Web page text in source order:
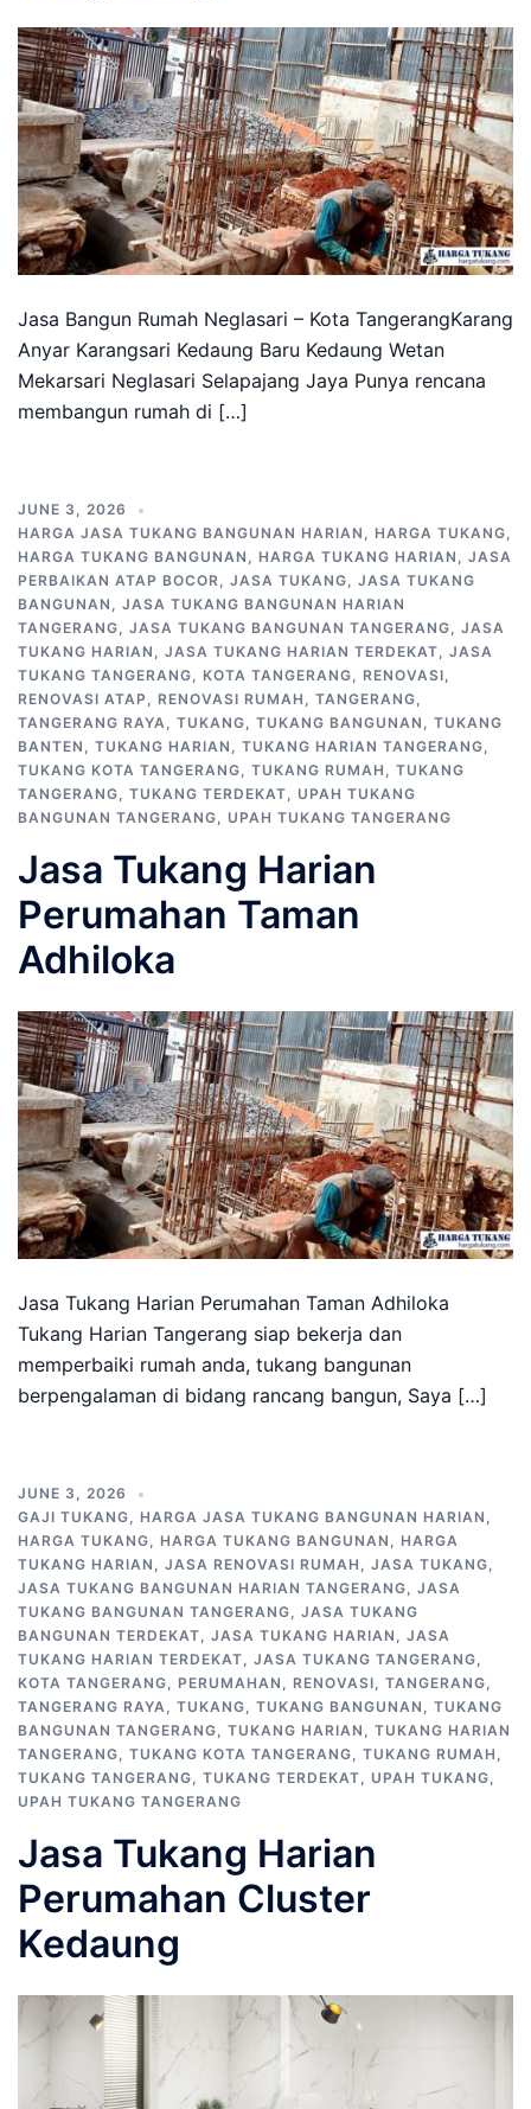
Jasa Bangun Rumah Neglasari – Kota TangerangKarang
Anyar Karangsari Kedaung Baru Kedaung Wetan
Mekarsari Neglasari Selapajang Jaya Punya rencana
membangun rumah di […]
JUNE 3, 2026
HARGA JASA TUKANG BANGUNAN HARIAN , HARGA TUKANG,
HARGA TUKANG BANGUNAN , HARGA TUKANG HARIAN , JASA
PERBAIKAN ATAP BOCOR, JASA TUKANG, JASA TUKANG
BANGUNAN , JASA TUKANG BANGUNAN HARIAN
TANGERANG, JASA TUKANG BANGUNAN TANGERANG, JASA
TUKANG HARIAN , JASA TUKANG HARIAN TERDEKAT, JASA
TUKANG TANGERANG, KOTA TANGERANG, RENOVASI,
RENOVASI ATAP , RENOVASI RUMAH , TANGERANG,
TANGERANG RAYA, TUKANG, TUKANG BANGUNAN , TUKANG
BANTEN , TUKANG HARIAN , TUKANG HARIAN TANGERANG,
TUKANG KOTA TANGERANG, TUKANG RUMAH , TUKANG
TANGERANG, TUKANG TERDEKAT, UPAH TUKANG
BANGUNAN TANGERANG, UPAH TUKANG TANGERANG
Jasa Tukang Harian
Perumahan Taman
Adhiloka
Jasa Tukang Harian Perumahan Taman Adhiloka
Tukang Harian Tangerang siap bekerja dan
memperbaiki rumah anda, tukang bangunan
berpengalaman di bidang rancang bangun, Saya […]
JUNE 3, 2026
GAJI TUKANG, HARGA JASA TUKANG BANGUNAN HARIAN ,
HARGA TUKANG, HARGA TUKANG BANGUNAN , HARGA
TUKANG HARIAN , JASA RENOVASI RUMAH , JASA TUKANG,
JASA TUKANG BANGUNAN HARIAN TANGERANG, JASA
TUKANG BANGUNAN TANGERANG, JASA TUKANG
BANGUNAN TERDEKAT, JASA TUKANG HARIAN , JASA
TUKANG HARIAN TERDEKAT, JASA TUKANG TANGERANG,
KOTA TANGERANG, PERUMAHAN , RENOVASI, TANGERANG,
TANGERANG RAYA, TUKANG, TUKANG BANGUNAN , TUKANG
BANGUNAN TANGERANG, TUKANG HARIAN , TUKANG HARIAN
TANGERANG, TUKANG KOTA TANGERANG, TUKANG RUMAH ,
TUKANG TANGERANG, TUKANG TERDEKAT, UPAH TUKANG,
UPAH TUKANG TANGERANG
Jasa Tukang Harian
Perumahan Cluster
Kedaung